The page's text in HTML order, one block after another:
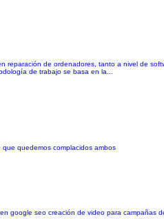
de ordenadores, tanto a nivel de
de trabajo se basa en la...
quedemos complacidos ambos
google seo creación de video para campañas